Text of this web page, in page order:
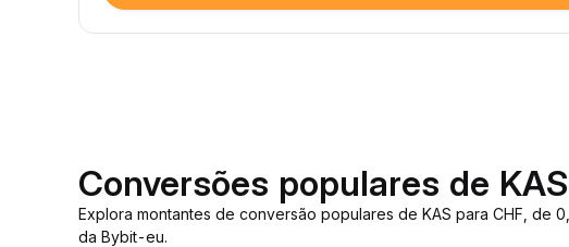
Conversões populares de
Explora montantes de conversão populares de KAS para CHF,
da Bybit-eu.